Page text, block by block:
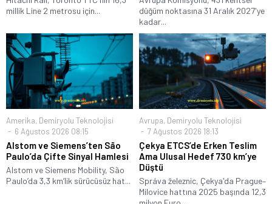
millik Line 2 metrosu için...
düğüm noktasına 31 Aralık 2027'ye
kadar...
Amerika, Demiryolu Teknolojisi
6 Ağustos 2026 08:15
Alstom ve Siemens’ten São
Paulo’da Çifte Sinyal Hamlesi
Alstom ve Siemens Mobility, São
Paulo’da 3,3 km’lik sürücüsüz hat...
Avrupa, Demiryolu Teknolojisi
7 Ağustos 2026 18:13
Çekya ETCS’de Erken Teslim
Ama Ulusal Hedef 730 km’ye
Düştü
Správa železnic, Çekya'da Prague–
Milovice hattına 2025 başında 12,3